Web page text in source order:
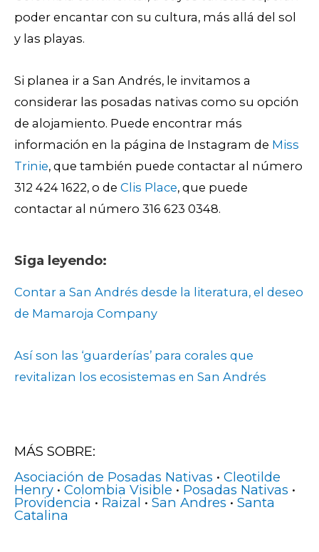
poder encantar con su cultura, más allá del sol
y las playas.
Si planea ir a San Andrés, le invitamos a
considerar las posadas nativas como su opción
de alojamiento. Puede encontrar más
información en la página de Instagram de Miss
Trinie, que también puede contactar al número
312 424 1622, o de Clis Place, que puede
contactar al número 316 623 0348.
Siga leyendo:
Contar a San Andrés desde la literatura, el deseo
de Mamaroja Company
Así son las ‘guarderías’ para corales que
revitalizan los ecosistemas en San Andrés
MÁS SOBRE:
Asociación de Posadas Nativas • Cleotilde
Henry • Colombia Visible • Posadas Nativas •
Providencia • Raizal • San Andres • Santa
Catalina